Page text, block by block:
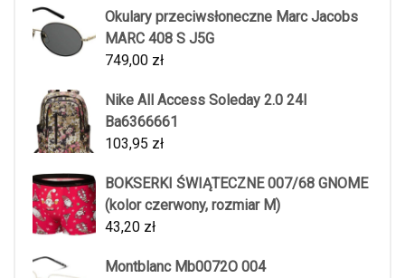
Okulary przeciwsłoneczne Marc Jacobs
MARC 408 S J5G
749,00 zł
Nike All Access Soleday 2.0 24l
Ba6366661
103,95 zł
BOKSERKI ŚWIĄTECZNE 007/68 GNOME
(kolor czerwony, rozmiar M)
43,20 zł
Montblanc Mb0072O 004